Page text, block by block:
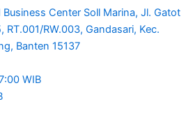
Center Soll Marina, Jl. Gatot
RW.003, Gandasari, Kec.
Banten 15137
WIB